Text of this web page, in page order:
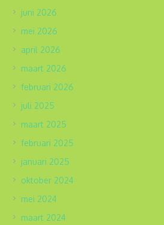
juni 2026
mei 2026
april 2026
maart 2026
februari 2026
juli 2025
maart 2025
februari 2025
januari 2025
oktober 2024
mei 2024
maart 2024